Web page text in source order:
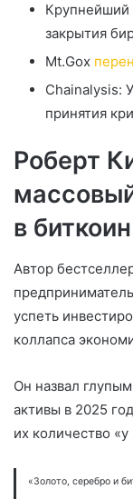
Крупнейший
закрытия
Mt.Gox
Chainalysis:
принятия
Роберт
в биткоин
Автор
успеть
коллапса
Он назвал
активы в 2025
их количество «у
«Золото, серебро и